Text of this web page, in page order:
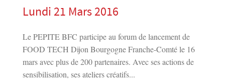
Lundi 21 Mars 2016
Le PEPITE BFC participe au forum de lancement de
FOOD TECH Dijon Bourgogne Franche-Comté le 16
mars avec plus de 200 partenaires. Avec ses actions de
sensibilisation, ses ateliers créatifs...